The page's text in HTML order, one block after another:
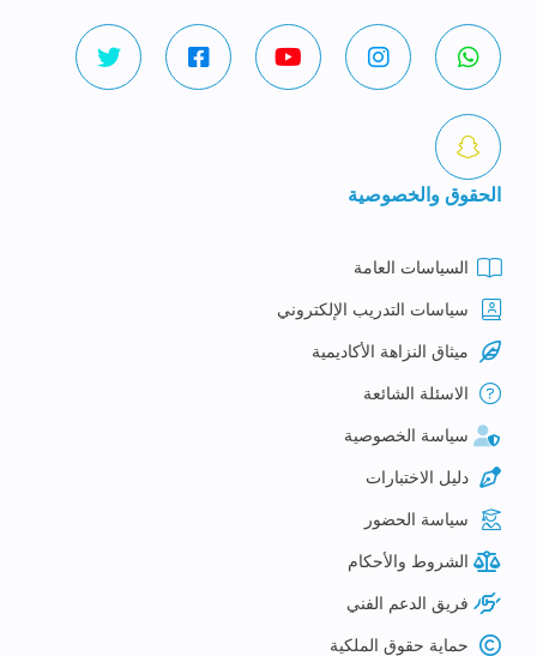
الحقوق والخصوصية
السياسات العامة
سياسات التدريب الإلكتروني
ميثاق النزاهة الأكاديمية
الاسئلة الشائعة
سياسة الخصوصية
دليل الاختبارات
سياسة الحضور
الشروط والأحكام
فريق الدعم الفني
حماية حقوق الملكية